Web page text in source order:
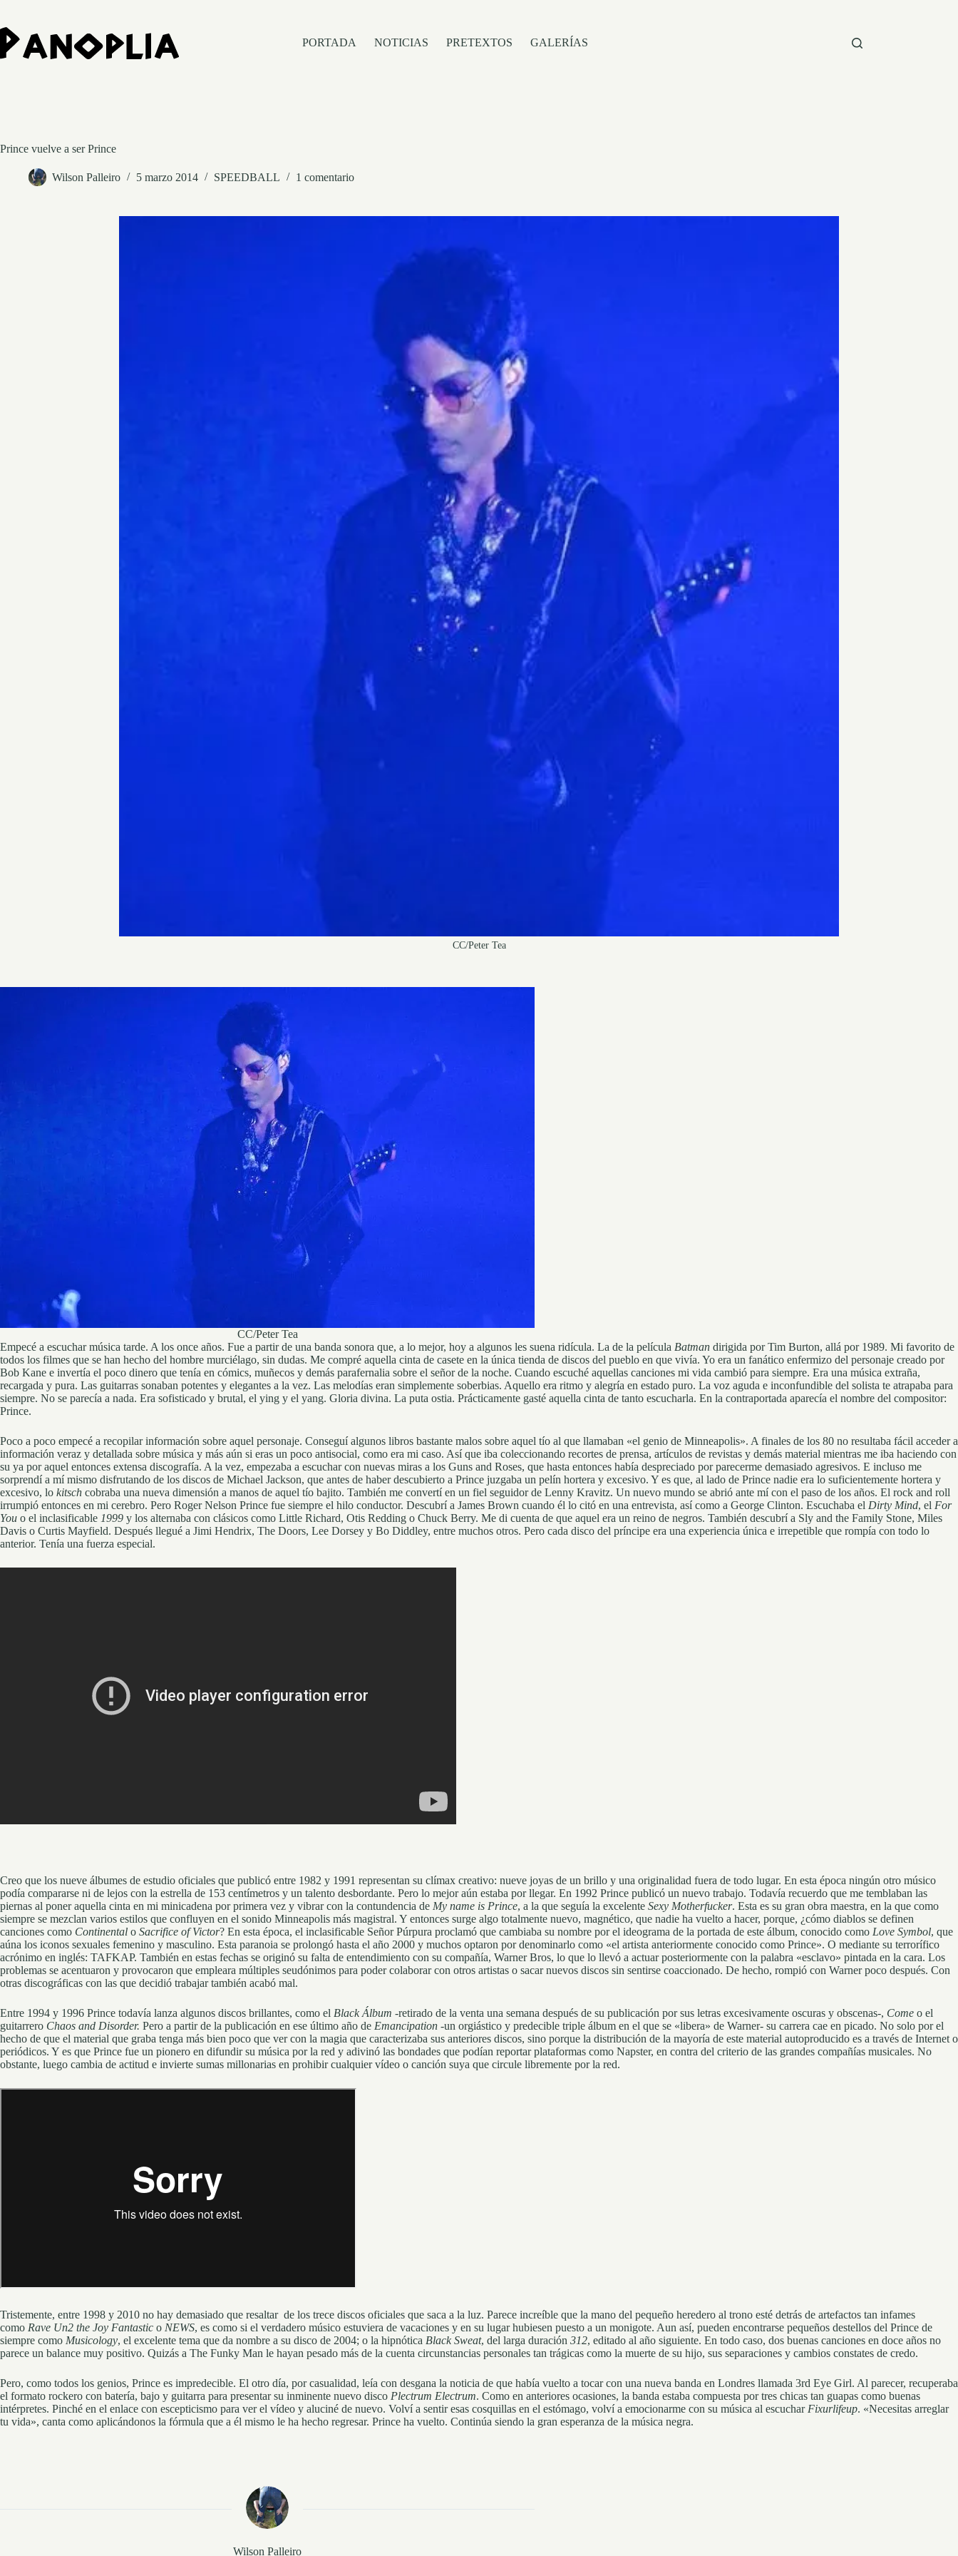
contenido
PORTADA
NOTICIAS PRETEXTOS GALERÍAS
Prince vuelve a ser Prince
Wilson Palleiro 5 marzo 2014 SPEEDBALL 1 comentario
CC/Peter Tea
CC/Peter Tea
Empecé a escuchar música tarde. A los once años. Fue a partir de una banda sonora que, a lo mejor, hoy a algunos les suena ridícula. La de la película Batman dirigida por Tim Burton, allá por 1989. Mi favorito de
todos los filmes que se han hecho del hombre murciélago, sin dudas. Me compré aquella cinta de casete en la única tienda de discos del pueblo en que vivía. Yo era un fanático enfermizo del personaje creado por
Bob Kane e invertía el poco dinero que tenía en cómics, muñecos y demás parafernalia sobre el señor de la noche. Cuando escuché aquellas canciones mi vida cambió para siempre. Era una música extraña,
recargada y pura. Las guitarras sonaban potentes y elegantes a la vez. Las melodías eran simplemente soberbias. Aquello era ritmo y alegría en estado puro. La voz aguda e inconfundible del solista te atrapaba para
siempre. No se parecía a nada. Era sofisticado y brutal, el ying y el yang. Gloria divina. La puta ostia. Prácticamente gasté aquella cinta de tanto escucharla. En la contraportada aparecía el nombre del compositor:
Prince.
Poco a poco empecé a recopilar información sobre aquel personaje. Conseguí algunos libros bastante malos sobre aquel tío al que llamaban «el genio de Minneapolis». A finales de los 80 no resultaba fácil acceder a
información veraz y detallada sobre música y más aún si eras un poco antisocial, como era mi caso. Así que iba coleccionando recortes de prensa, artículos de revistas y demás material mientras me iba haciendo con
su ya por aquel entonces extensa discografía. A la vez, empezaba a escuchar con nuevas miras a los Guns and Roses, que hasta entonces había despreciado por parecerme demasiado agresivos. E incluso me
sorprendí a mí mismo disfrutando de los discos de Michael Jackson, que antes de haber descubierto a Prince juzgaba un pelín hortera y excesivo. Y es que, al lado de Prince nadie era lo suficientemente hortera y
excesivo, lo kitsch cobraba una nueva dimensión a manos de aquel tío bajito. También me convertí en un fiel seguidor de Lenny Kravitz. Un nuevo mundo se abrió ante mí con el paso de los años. El rock and roll
irrumpió entonces en mi cerebro. Pero Roger Nelson Prince fue siempre el hilo conductor. Descubrí a James Brown cuando él lo citó en una entrevista, así como a George Clinton. Escuchaba el Dirty Mind, el For
You o el inclasificable 1999 y los alternaba con clásicos como Little Richard, Otis Redding o Chuck Berry. Me di cuenta de que aquel era un reino de negros. También descubrí a Sly and the Family Stone, Miles
Davis o Curtis Mayfield. Después llegué a Jimi Hendrix, The Doors, Lee Dorsey y Bo Diddley, entre muchos otros. Pero cada disco del príncipe era una experiencia única e irrepetible que rompía con todo lo
anterior. Tenía una fuerza especial.
Creo que los nueve álbumes de estudio oficiales que publicó entre 1982 y 1991 representan su clímax creativo: nueve joyas de un brillo y una originalidad fuera de todo lugar. En esta época ningún otro músico
podía compararse ni de lejos con la estrella de 153 centímetros y un talento desbordante. Pero lo mejor aún estaba por llegar. En 1992 Prince publicó un nuevo trabajo. Todavía recuerdo que me temblaban las
piernas al poner aquella cinta en mi minicadena por primera vez y vibrar con la contundencia de My name is Prince, a la que seguía la excelente Sexy Motherfucker. Esta es su gran obra maestra, en la que como
siempre se mezclan varios estilos que confluyen en el sonido Minneapolis más magistral. Y entonces surge algo totalmente nuevo, magnético, que nadie ha vuelto a hacer, porque, ¿cómo diablos se definen
canciones como Continental o Sacrifice of Victor? En esta época, el inclasificable Señor Púrpura proclamó que cambiaba su nombre por el ideograma de la portada de este álbum, conocido como Love Symbol, que
aúna los iconos sexuales femenino y masculino. Esta paranoia se prolongó hasta el año 2000 y muchos optaron por denominarlo como «el artista anteriormente conocido como Prince». O mediante su terrorífico
acrónimo en inglés: TAFKAP. También en estas fechas se originó su falta de entendimiento con su compañía, Warner Bros, lo que lo llevó a actuar posteriormente con la palabra «esclavo» pintada en la cara. Los
problemas se acentuaron y provocaron que empleara múltiples seudónimos para poder colaborar con otros artistas o sacar nuevos discos sin sentirse coaccionado. De hecho, rompió con Warner poco después. Con
otras discográficas con las que decidió trabajar también acabó mal.
Entre 1994 y 1996 Prince todavía lanza algunos discos brillantes, como el Black Álbum -retirado de la venta una semana después de su publicación por sus letras excesivamente oscuras y obscenas-, Come o el
guitarrero Chaos and Disorder. Pero a partir de la publicación en ese último año de Emancipation -un orgiástico y predecible triple álbum en el que se «libera» de Warner- su carrera cae en picado. No solo por el
hecho de que el material que graba tenga más bien poco que ver con la magia que caracterizaba sus anteriores discos, sino porque la distribución de la mayoría de este material autoproducido es a través de Internet o
periódicos. Y es que Prince fue un pionero en difundir su música por la red y adivinó las bondades que podían reportar plataformas como Napster, en contra del criterio de las grandes compañías musicales. No
obstante, luego cambia de actitud e invierte sumas millonarias en prohibir cualquier vídeo o canción suya que circule libremente por la red.
Tristemente, entre 1998 y 2010 no hay demasiado que resaltar de los trece discos oficiales que saca a la luz. Parece increíble que la mano del pequeño heredero al trono esté detrás de artefactos tan infames
como Rave Un2 the Joy Fantastic o NEWS, es como si el verdadero músico estuviera de vacaciones y en su lugar hubiesen puesto a un monigote. Aun así, pueden encontrarse pequeños destellos del Prince de
siempre como Musicology, el excelente tema que da nombre a su disco de 2004; o la hipnótica Black Sweat, del larga duración 312, editado al año siguiente. En todo caso, dos buenas canciones en doce años no
parece un balance muy positivo. Quizás a The Funky Man le hayan pesado más de la cuenta circunstancias personales tan trágicas como la muerte de su hijo, sus separaciones y cambios constates de credo.
Pero, como todos los genios, Prince es impredecible. El otro día, por casualidad, leía con desgana la noticia de que había vuelto a tocar con una nueva banda en Londres llamada 3rd Eye Girl. Al parecer, recuperaba
el formato rockero con batería, bajo y guitarra para presentar su inminente nuevo disco Plectrum Electrum. Como en anteriores ocasiones, la banda estaba compuesta por tres chicas tan guapas como buenas
intérpretes. Pinché en el enlace con escepticismo para ver el vídeo y aluciné de nuevo. Volví a sentir esas cosquillas en el estómago, volví a emocionarme con su música al escuchar Fixurlifeup. «Necesitas arreglar
tu vida», canta como aplicándonos la fórmula que a él mismo le ha hecho regresar. Prince ha vuelto. Continúa siendo la gran esperanza de la música negra.
Wilson Palleiro